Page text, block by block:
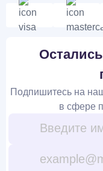
Подпишитесь на
в сфере